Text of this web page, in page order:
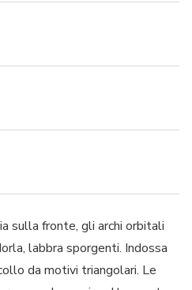
sulla fronte, gli archi orbitali
labbra sporgenti. Indossa
da motivi triangolari. Le